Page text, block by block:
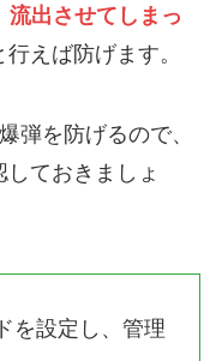
流出させてしまっ
えば防げます。
弾を防げるので、
ておきましょ
を設定し、管理